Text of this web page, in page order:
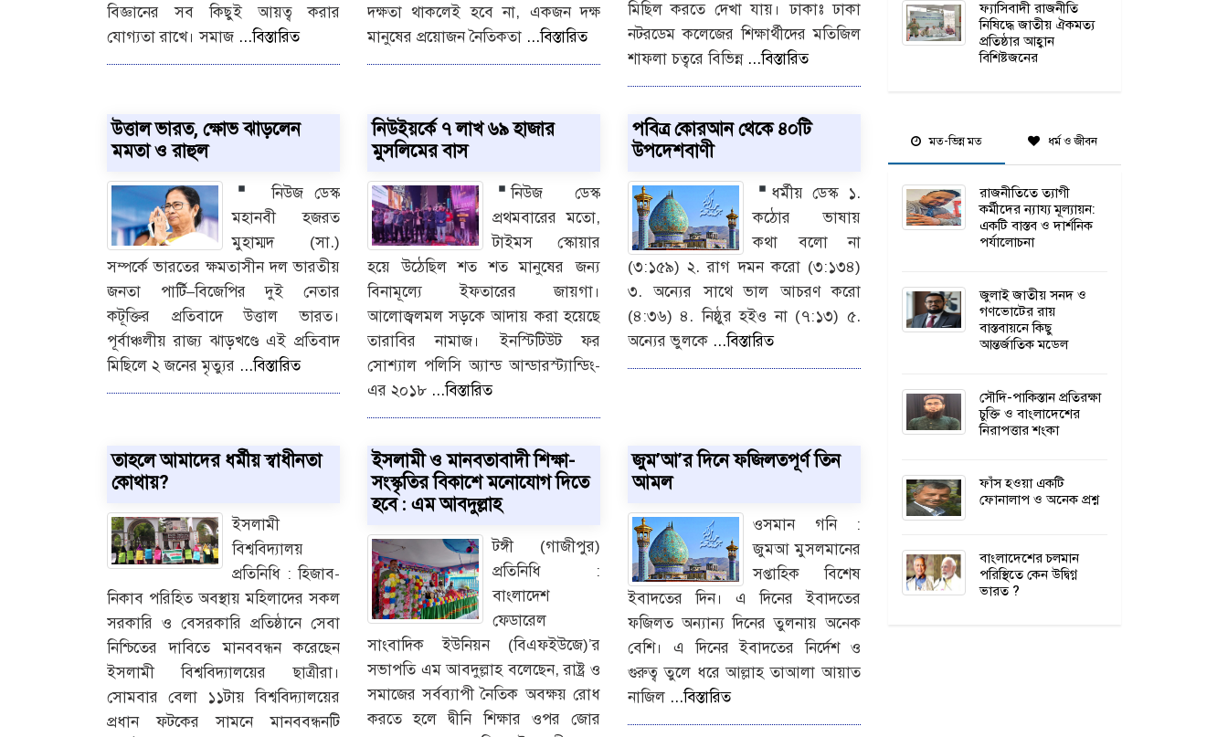
বিজ্ঞানের সব কিছুই আয়ত্ব করার
যোগ্যতা রাখে। সমাজ ...বিস্তারিত
দক্ষতা থাকলেই হবে না, একজন দক্ষ
মানুষের প্রয়োজন নৈতিকতা ...বিস্তারিত
মিছিল করতে দেখা যায়। ঢাকাঃ ঢাকা
নটরডেম কলেজের শিক্ষার্থীদের মতিজিল
শাফলা চত্বরে বিভিন্ন ...বিস্তারিত
উত্তাল ভারত, ক্ষোভ ঝাড়লেন
মমতা ও রাহুল
নিউজ ডেস্ক
মহানবী হজরত
মুহাম্মদ (সা.)
সম্পর্কে ভারতের ক্ষমতাসীন দল ভারতীয়
জনতা পার্টি–বিজেপির দুই নেতার
কটূক্তির প্রতিবাদে উত্তাল ভারত।
পূর্বাঞ্চলীয় রাজ্য ঝাড়খণ্ডে এই প্রতিবাদ
মিছিলে ২ জনের মৃত্যুর ...বিস্তারিত
নিউইয়র্কে ৭ লাখ ৬৯ হাজার
মুসলিমের বাস
নিউজ ডেস্ক
প্রথমবারের মতো,
টাইমস স্কোয়ার
হয়ে উঠেছিল শত শত মানুষের জন্য
বিনামূল্যে ইফতারের জায়গা।
আলোজ্বলমল সড়কে আদায় করা হয়েছে
তারাবির নামাজ। ইনস্টিটিউট ফর
সোশ্যাল পলিসি অ্যান্ড আন্ডারস্ট্যান্ডিং-
এর ২০১৮ ...বিস্তারিত
পবিত্র কোরআন থেকে ৪০টি
উপদেশবাণী
ধর্মীয় ডেস্ক
১.
কঠোর ভাষায়
কথা বলো না
(৩:১৫৯) ২. রাগ দমন করো (৩:১৩৪)
৩. অন্যের সাথে ভাল আচরণ করো
(৪:৩৬) ৪. নিষ্ঠুর হইও না (৭:১৩) ৫.
অন্যের ভুলকে ...বিস্তারিত
তাহলে আমাদের ধর্মীয় স্বাধীনতা
কোথায়?
ইসলামী
বিশ্ববিদ্যালয়
প্রতিনিধি : হিজাব-
নিকাব পরিহিত অবস্থায় মহিলাদের সকল
সরকারি ও বেসরকারি প্রতিষ্ঠানে সেবা
নিশ্চিতের দাবিতে মানববন্ধন করেছেন
ইসলামী বিশ্ববিদ্যালয়ের ছাত্রীরা।
সোমবার বেলা ১১টায় বিশ্ববিদ্যালয়ের
প্রধান ফটকের সামনে মানববন্ধনটি
ইসলামী ও মানবতাবাদী শিক্ষা-
সংস্কৃতির বিকাশে মনোযোগ দিতে
হবে : এম আবদুল্লাহ
টঙ্গী (গাজীপুর)
প্রতিনিধি :
বাংলাদেশ
ফেডারেল
সাংবাদিক ইউনিয়ন (বিএফইউজে)’র
সভাপতি এম আবদুল্লাহ বলেছেন, রাষ্ট্র ও
সমাজের সর্বব্যাপী নৈতিক অবক্ষয় রোধ
করতে হলে দ্বীনি শিক্ষার ওপর জোর
জুম’আ’র দিনে ফজিলতপূর্ণ তিন
আমল
ওসমান গনি :
জুমআ মুসলমানের
সপ্তাহিক বিশেষ
ইবাদতের দিন। এ দিনের ইবাদতের
ফজিলত অন্যান্য দিনের তুলনায় অনেক
বেশি। এ দিনের ইবাদতের নির্দেশ ও
গুরুত্ব তুলে ধরে আল্লাহ তাআলা আয়াত
নাজিল ...বিস্তারিত
ফ্যাসিবাদী রাজনীতি
নিষিদ্ধে জাতীয় ঐকমত্য
প্রতিষ্ঠার আহ্বান
বিশিষ্টজনের
মত-ভিন্ন মত ধর্ম ও জীবন
রাজনীতিতে ত্যাগী
কর্মীদের ন্যায্য মূল্যায়ন:
একটি বাস্তব ও দার্শনিক
পর্যালোচনা
জুলাই জাতীয় সনদ ও
গণভোটের রায়
বাস্তবায়নে কিছু
আন্তর্জাতিক মডেল
সৌদি-পাকিস্তান প্রতিরক্ষা
চুক্তি ও বাংলাদেশের
নিরাপত্তার শংকা
ফাঁস হওয়া একটি
ফোনালাপ ও অনেক প্রশ্ন
বাংলাদেশের চলমান
পরিস্থিতে কেন উদ্বিগ্ন
ভারত ?